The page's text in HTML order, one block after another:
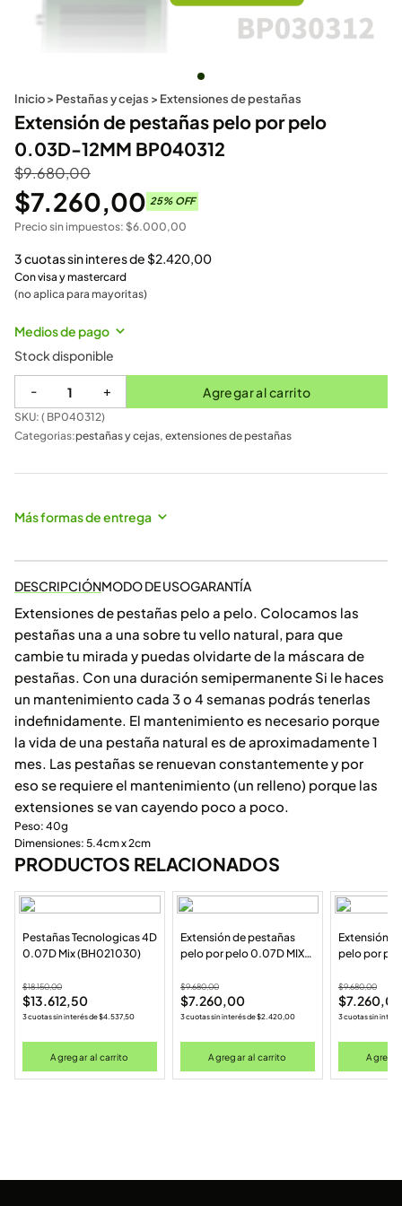
Inicio> Pestañas y cejas > Extensiones de pestañas
Extensión de pestañas pelo por pelo
0.03D-12MM BP040312
$9.680,00
$7.260,00 25% OFF
Precio sin impuestos: $6.000,00
3 cuotas sin interes de$2.420,00
Con visa y mastercard
(no aplica para mayoritas)
Medios de pago
Stock disponible
- + Agregar al carrito
SKU: ( BP040312)
Categorias:pestañas y cejas, extensiones de pestañas
Más formas de entrega
DESCRIPCIÓNMODO DE USOGARANTÍA
Extensiones de pestañas pelo a pelo. Colocamos las
pestañas una a una sobre tu vello natural, para que
cambie tu mirada y puedas olvidarte de la máscara de
pestañas. Con una duración semipermanente Si le haces
un mantenimiento cada 3 o 4 semanas podrás tenerlas
indefinidamente. El mantenimiento es necesario porque
la vida de una pestaña natural es de aproximadamente 1
mes. Las pestañas se renuevan constantemente y por
eso se requiere el mantenimiento (un relleno) porque las
extensiones se van cayendo poco a poco.
Peso: 40g
Dimensiones: 5.4cm x 2cm
PRODUCTOS RELACIONADOS
Pestañas Tecnologicas 4D
0.07D Mix (BH021030)
$18.150,00
$13.612,50
3 cuotas sin interés de$4.537,50
Agregar al carrito
Extensión de pestañas
pelo por pelo 0.07D MIX
$9.680,00
$7.260,00
3 cuotas sin interés de$2.420,00
Agregar al carrito
Extensión
pelo por
$9.680,00
$7.260,00
3 cuotas sin